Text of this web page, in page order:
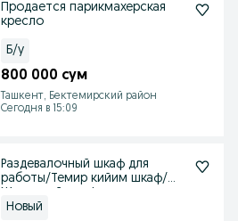
Продается парикмахерская
кресло
Б/у
800 000 сум
Ташкент, Бектемирский район
Сегодня в 15:09
Раздевалочный шкаф для
работы/Темир кийим шкаф/
Новый